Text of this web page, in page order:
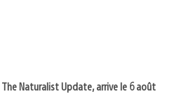
Naturalist Update, arrive le 6 août